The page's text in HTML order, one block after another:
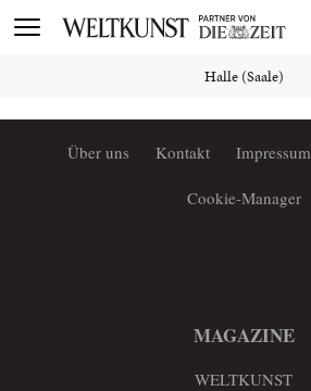
Toggle
Halle (Saale)
Über uns Kontakt Impressum
Cookie-Manager
MAGAZINE
WELTKUNST